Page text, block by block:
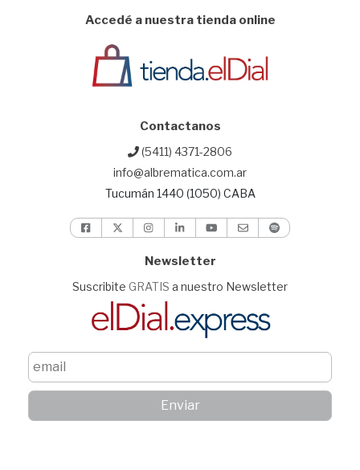
Accedé a nuestra tienda online
Contactanos
(5411) 4371-2806
info@albrematica.com.ar
Tucumán 1440 (1050) CABA
Newsletter
Suscribite GRATIS a nuestro Newsletter